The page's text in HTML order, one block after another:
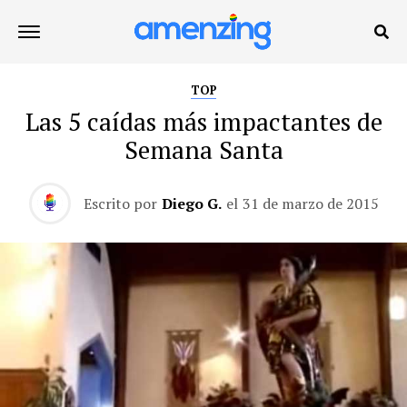
TOP
Las 5 caídas más impactantes de
Semana Santa
Escrito por Diego G. el 31 de marzo de 2015